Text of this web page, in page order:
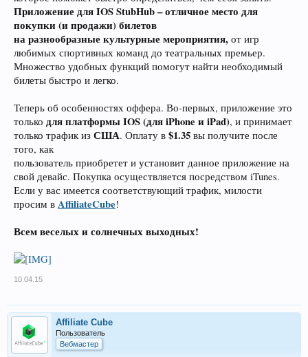
Приложение для IOS StubHub – отличное место для
покупки (и продажи) билетов
на разнообразные культурные мероприятия, от игр
любимых спортивных команд до театральных премьер.
Множество удобных функций помогут найти необходимый
билеты быстро и легко.
Теперь об особенностях оффера. Во-первых, приложение это
только для платформы IOS (для iPhone и iPad), и принимает
только трафик из США. Оплату в $1.35 вы получите после
того, как
пользователь приобретет и установит данное приложение на
свой девайс. Покупка осуществляется посредством iTunes.
Если у вас имеется соответствующий трафик, милости
просим в AffiliateCube!
Всем веселых и солнечных выходных!
10.04.15
Affiliate Cube
Пользователь
Вебмастер